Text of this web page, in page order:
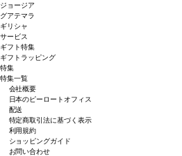
ジョージア
グアテマラ
ギリシャ
サービス
ギフト特集
ギフトラッピング
特集
特集一覧
会社概要
日本のピーロートオフィス
配送
特定商取引法に基づく表示
利用規約
ショッピングガイド
お問い合わせ